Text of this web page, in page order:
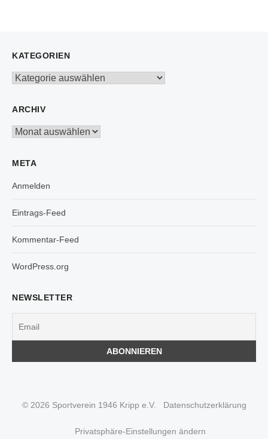
KATEGORIEN
Kategorien
ARCHIV
Archiv
META
Anmelden
Eintrags-Feed
Kommentar-Feed
WordPress.org
NEWSLETTER
© 2026 Sportverein 1946 Kripp e.V. Datenschutzerklärung
Privatsphäre-Einstellungen ändern